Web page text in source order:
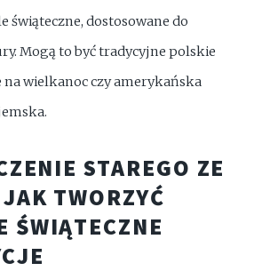
świąteczne, dostosowane do
Mogą to być tradycyjne polskie
na wielkanoc czy amerykańska
STAREGO ZE
TWORZYĆ
ŚWIĄTECZNE